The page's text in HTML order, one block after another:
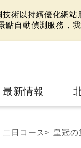
術以持續優化網
點自動偵測服務，
最新情報
二日コース 皇冠の